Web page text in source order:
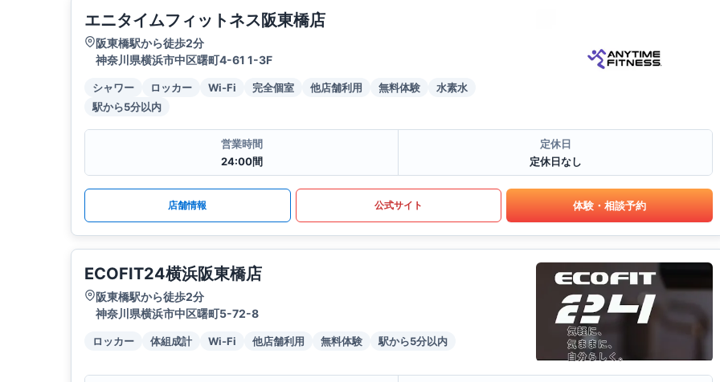
エニタイムフィットネス阪東橋店
阪東橋駅から徒歩2分
神奈川県横浜市中区曙町4-61 1-3F
シャワー ロッカー Wi-Fi 完全個室 他店舗利用 無料体験
水素水
駅から5分以内
営業時間
24:00間
定休日
定休日なし
店舗情報 公式サイト 体験・相談予約
ECOFIT24横浜阪東橋店
阪東橋駅から徒歩2分
神奈川県横浜市中区曙町5-72-8
ロッカー 体組成計 Wi-Fi 他店舗利用 無料体験 駅から5分以内